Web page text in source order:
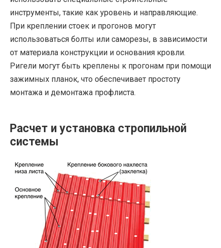
инструменты, такие как уровень и направляющие.
При креплении стоек и прогонов могут
использоваться болты или саморезы, в зависимости
от материала конструкции и основания кровли.
Ригели могут быть креплены к прогонам при помощи
зажимных планок, что обеспечивает простоту
монтажа и демонтажа профлиста.
Расчет и установка стропильной
системы